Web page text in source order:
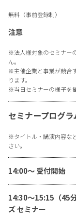
無料（事前登録制）
注意
※法人様対象のセミナー
ん。
※主催企業と事業が競合
ります。
※当日セミナーの様子を
セミナープログラ
※タイトル・講演内容な
さい。
14:00〜 受付開始
14:30〜15:15（45
ズ セミナー